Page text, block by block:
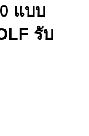
แบบ
รับ